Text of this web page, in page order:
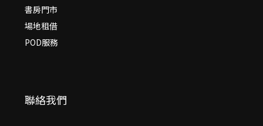
書房門市
場地租借
POD服務
聯絡我們